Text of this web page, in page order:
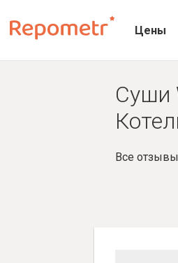
Цены
Суши
Все отзывы